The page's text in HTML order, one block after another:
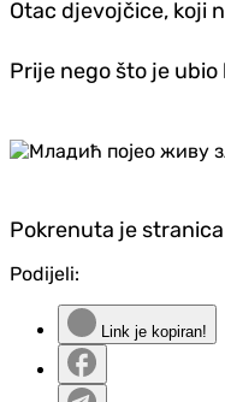
Otac djevojčice, koji
Prije nego što je
Pokrenuta je
Podijeli:
Link je kopiran!